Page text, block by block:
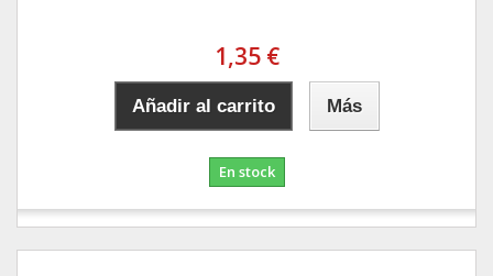
1,35 €
Añadir al carrito Más
En stock